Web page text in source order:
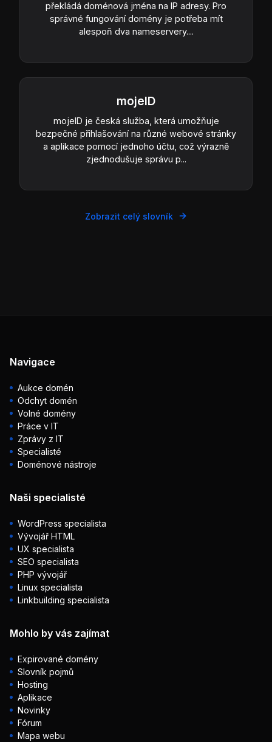
překládá doménová jména na IP adresy. Pro
správné fungování domény je potřeba mít
alespoň dva nameservery....
mojeID
mojeID je česká služba, která umožňuje
bezpečné přihlašování na různé webové stránky
a aplikace pomocí jednoho účtu, což výrazně
zjednodušuje správu p...
Zobrazit celý slovník
Navigace
Aukce domén
Odchyt domén
Volné domény
Práce v IT
Zprávy z IT
Specialisté
Doménové nástroje
Naši specialisté
WordPress specialista
Vývojář HTML
UX specialista
SEO specialista
PHP vývojář
Linux specialista
Linkbuilding specialista
Mohlo by vás zajímat
Expirované domény
Slovník pojmů
Hosting
Aplikace
Novinky
Fórum
Mapa webu